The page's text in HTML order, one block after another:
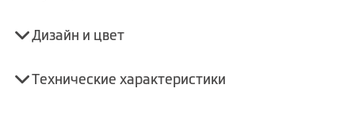
Дизайн и цвет
Технические характеристики